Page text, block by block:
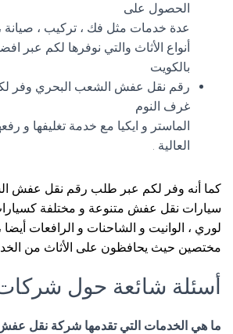
الحصول على
عدة خدمات مثل فك ، تركيب ، صيانة
أنواع الأثاث والتي نوفرها لكم
بالكويت
رقم نقل عفش الشعب البحري وفر
غرف النوم
الماستر و ايكيا مع خدمة تغليفها و
العالية .
كما أنه وفر لكم عبر طلب رقم نقل عفش
سيارات نقل عفش متنوعة و مختلفة
لوري ، الوانيت و الشاحنات و الرافعات أيضا
مختصين حيث يحافظون على الأثاث من
أسئلة شائعة حول
ما هي الخدمات التي تقدمها شركة نقل